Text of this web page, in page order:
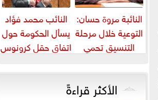
النائبة مروة حسان:
التوعية خلال مرحلة
التنسيق تحمي
الأكاديمي
النائب محمد فؤاد
يسأل الحكومة حول
اتفاق حقل كرونوس
الأكثر قراءةً